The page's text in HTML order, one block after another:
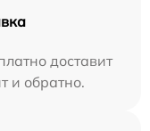
доставит
и обратно.